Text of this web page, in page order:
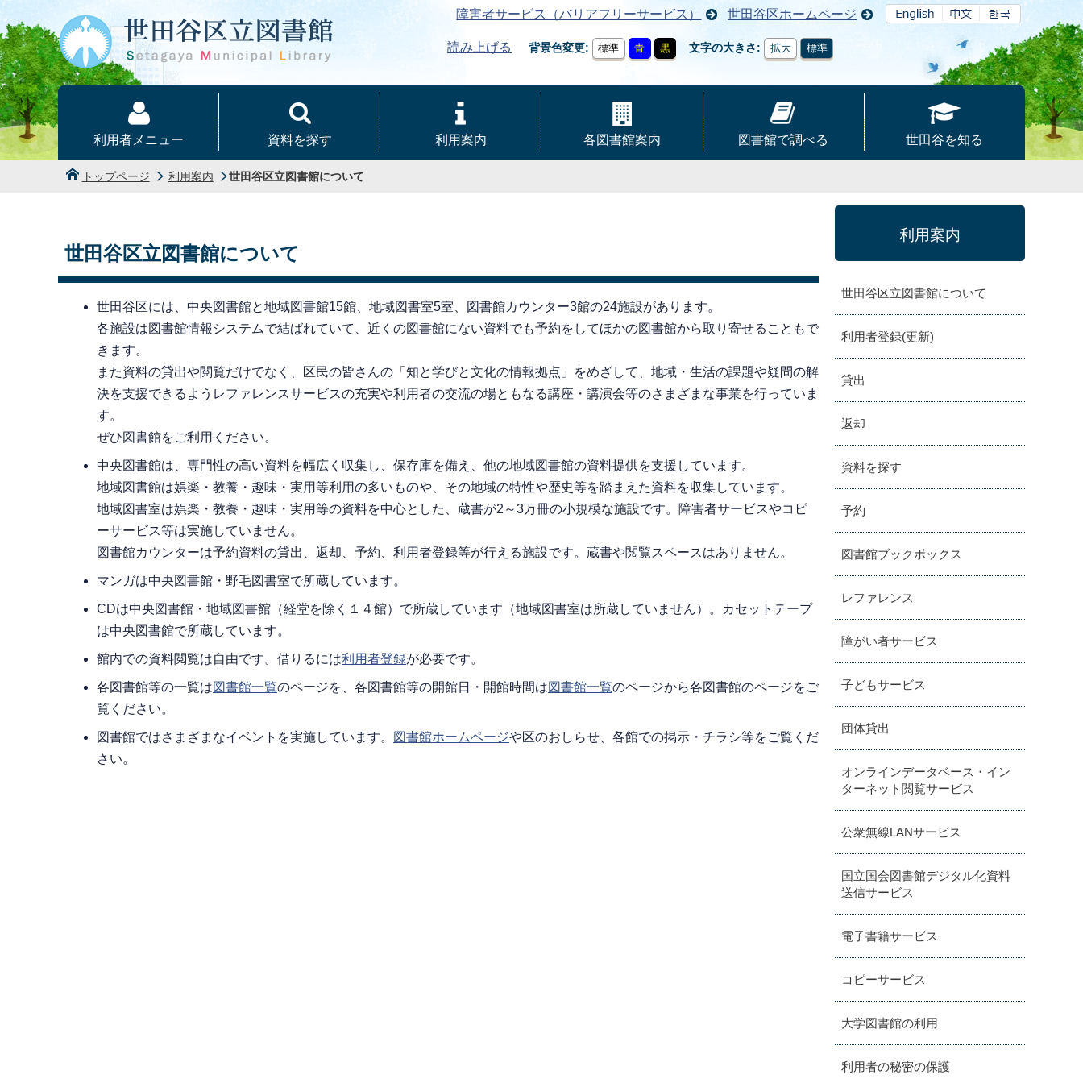
本文へ
障害者サービス（バリアフリーサービス） 世田谷区ホームページ
読み上げる 背景色変更 標準 青 黒 文字の大きさ 拡大 標準
利用者メニュー 資料を探す 利用案内 各図書館案内 図書館で調べる 世田谷を知る
トップページ 利用案内 世田谷区立図書館について
世田谷区立図書館について
世田谷区には、中央図書館と地域図書館15館、地域図書室5室、図書館カウンター3館の24施設があります。
各施設は図書館情報システムで結ばれていて、近くの図書館にない資料でも予約をしてほかの図書館から取り寄せることもで
きます。
また資料の貸出や閲覧だけでなく、区民の皆さんの「知と学びと文化の情報拠点」をめざして、地域・生活の課題や疑問の解
決を支援できるようレファレンスサービスの充実や利用者の交流の場ともなる講座・講演会等のさまざまな事業を行っていま
す。
ぜひ図書館をご利用ください。
中央図書館は、専門性の高い資料を幅広く収集し、保存庫を備え、他の地域図書館の資料提供を支援しています。
地域図書館は娯楽・教養・趣味・実用等利用の多いものや、その地域の特性や歴史等を踏まえた資料を収集しています。
地域図書室は娯楽・教養・趣味・実用等の資料を中心とした、蔵書が2～3万冊の小規模な施設です。障害者サービスやコピ
ーサービス等は実施していません。
図書館カウンターは予約資料の貸出、返却、予約、利用者登録等が行える施設です。蔵書や閲覧スペースはありません。
マンガは中央図書館・野毛図書室で所蔵しています。
CDは中央図書館・地域図書館（経堂を除く１４館）で所蔵しています（地域図書室は所蔵していません）。カセットテープ
は中央図書館で所蔵しています。
館内での資料閲覧は自由です。借りるには利用者登録が必要です。
各図書館等の一覧は図書館一覧のページを、各図書館等の開館日・開館時間は図書館一覧のページから各図書館のページをご
覧ください。
図書館ではさまざまなイベントを実施しています。 図書館ホームページや区のおしらせ、各館での掲示・チラシ等をご覧くだ
さい。
利用案内
世田谷区立図書館について
利用者登録(更新)
貸出
返却
資料を探す
予約
図書館ブックボックス
レファレンス
障がい者サービス
子どもサービス
団体貸出
オンラインデータベース・イン
ターネット閲覧サービス
公衆無線LANサービス
国立国会図書館デジタル化資料
送信サービス
電子書籍サービス
コピーサービス
大学図書館の利用
利用者の秘密の保護